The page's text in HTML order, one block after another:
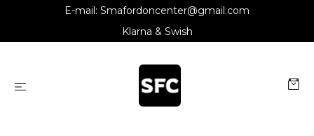
E-mail: Smafordoncenter@gmail.com
Klarna & Swish